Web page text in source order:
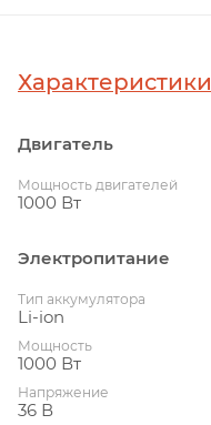
Характеристики
Двигатель
Мощность двигателей
1000 Вт
Электропитание
Тип аккумулятора
Li-ion
Мощность
1000 Вт
Напряжение
36 В